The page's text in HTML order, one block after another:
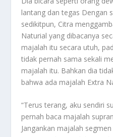
lantang dan tegas Dengan
sedikitpun, Citra
Naturial yang dibacanya
majalah itu secara utuh,
tidak pernah sama sekali
majalah itu. Bahkan dia
bahwa ada majalah Extra
“Terus terang, aku sendiri
pernah baca majalah
Jangankan majalah